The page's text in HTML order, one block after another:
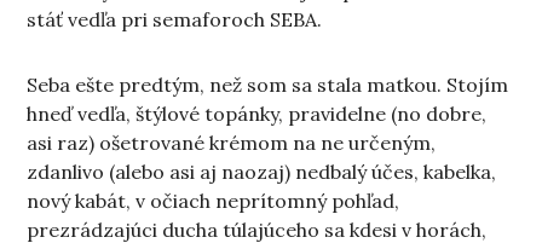
stáť vedľa pri semaforoch SEBA.
Seba ešte predtým, než som sa stala matkou. Stojím
hneď vedľa, štýlové topánky, pravidelne (no dobre,
asi raz) ošetrované krémom na ne určeným,
zdanlivo (alebo asi aj naozaj) nedbalý účes, kabelka,
nový kabát, v očiach neprítomný pohľad,
prezrádzajúci ducha túlajúceho sa kdesi v horách,